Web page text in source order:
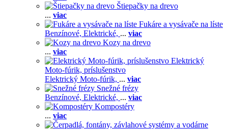
Štiepačky na drevo
... viac
Fukáre a vysávače na líste
Benzínové, Elektrické, ... viac
Kozy na drevo
... viac
Elektrický
Moto-fúrik, príslušenstvo
Elektrický Moto-fúrik, ... viac
Snežné frézy
Benzínové, Elektrické, ... viac
Kompostéry
... viac